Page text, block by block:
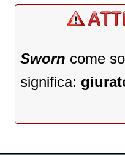
Sworn come
significa: